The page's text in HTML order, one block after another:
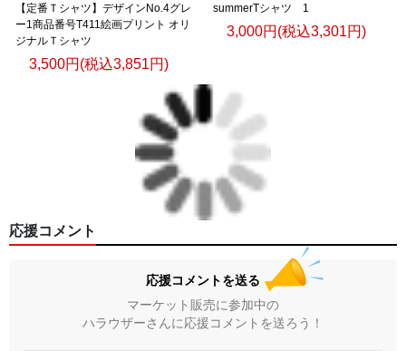
【定番Ｔシャツ】デザインNo.4グレ
ー1商品番号T411絵画プリント オリ
ジナルＴシャツ
3,500円(税込3,851円)
summerTシャツ 1
3,000円(税込3,301円)
応援コメント
応援コメントを送る
マーケット販売に参加中の
ハラウザーさんに応援コメントを送ろう！